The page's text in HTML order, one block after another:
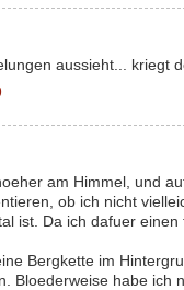
aussieht... kriegt
am Himmel, und
ob ich nicht
ist. Da ich dafuer
Bergkette im
Bloederweise habe ich